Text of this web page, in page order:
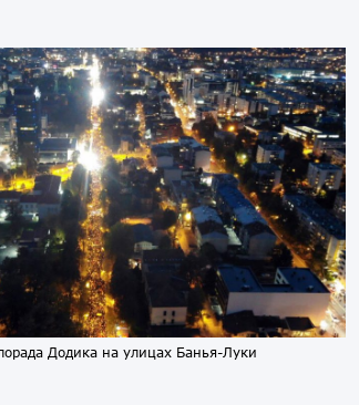
Додика на улицах Банья-Луки